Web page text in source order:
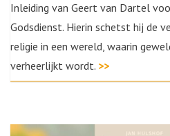
Inleiding van Geert van Dartel
Godsdienst. Hierin schetst hij de
religie in een wereld, waarin
verheerlijkt wordt. >>